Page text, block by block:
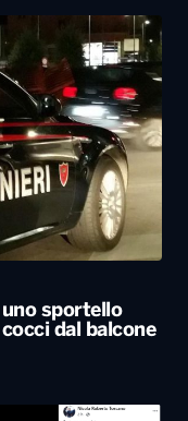
uno sportello
dal balcone